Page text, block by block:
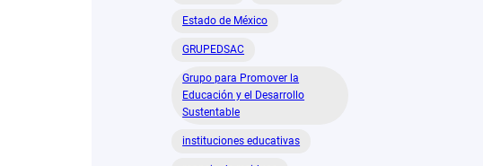
Estado de México
GRUPEDSAC
Grupo para Promover la
Educación y el Desarrollo
Sustentable
instituciones educativas